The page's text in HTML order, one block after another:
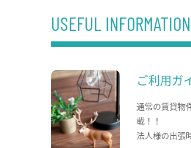
USEFUL INFORMATION
ご利用ガ
通常の賃貸物
載！！
法人様の出張